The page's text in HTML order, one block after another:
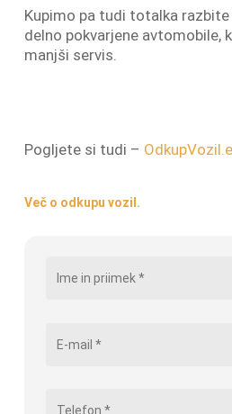
Kupimo pa tudi totalka
delno pokvarjene avtomobile,
manjši servis.
Pogljete si tudi –
Več o odkupu vozil.